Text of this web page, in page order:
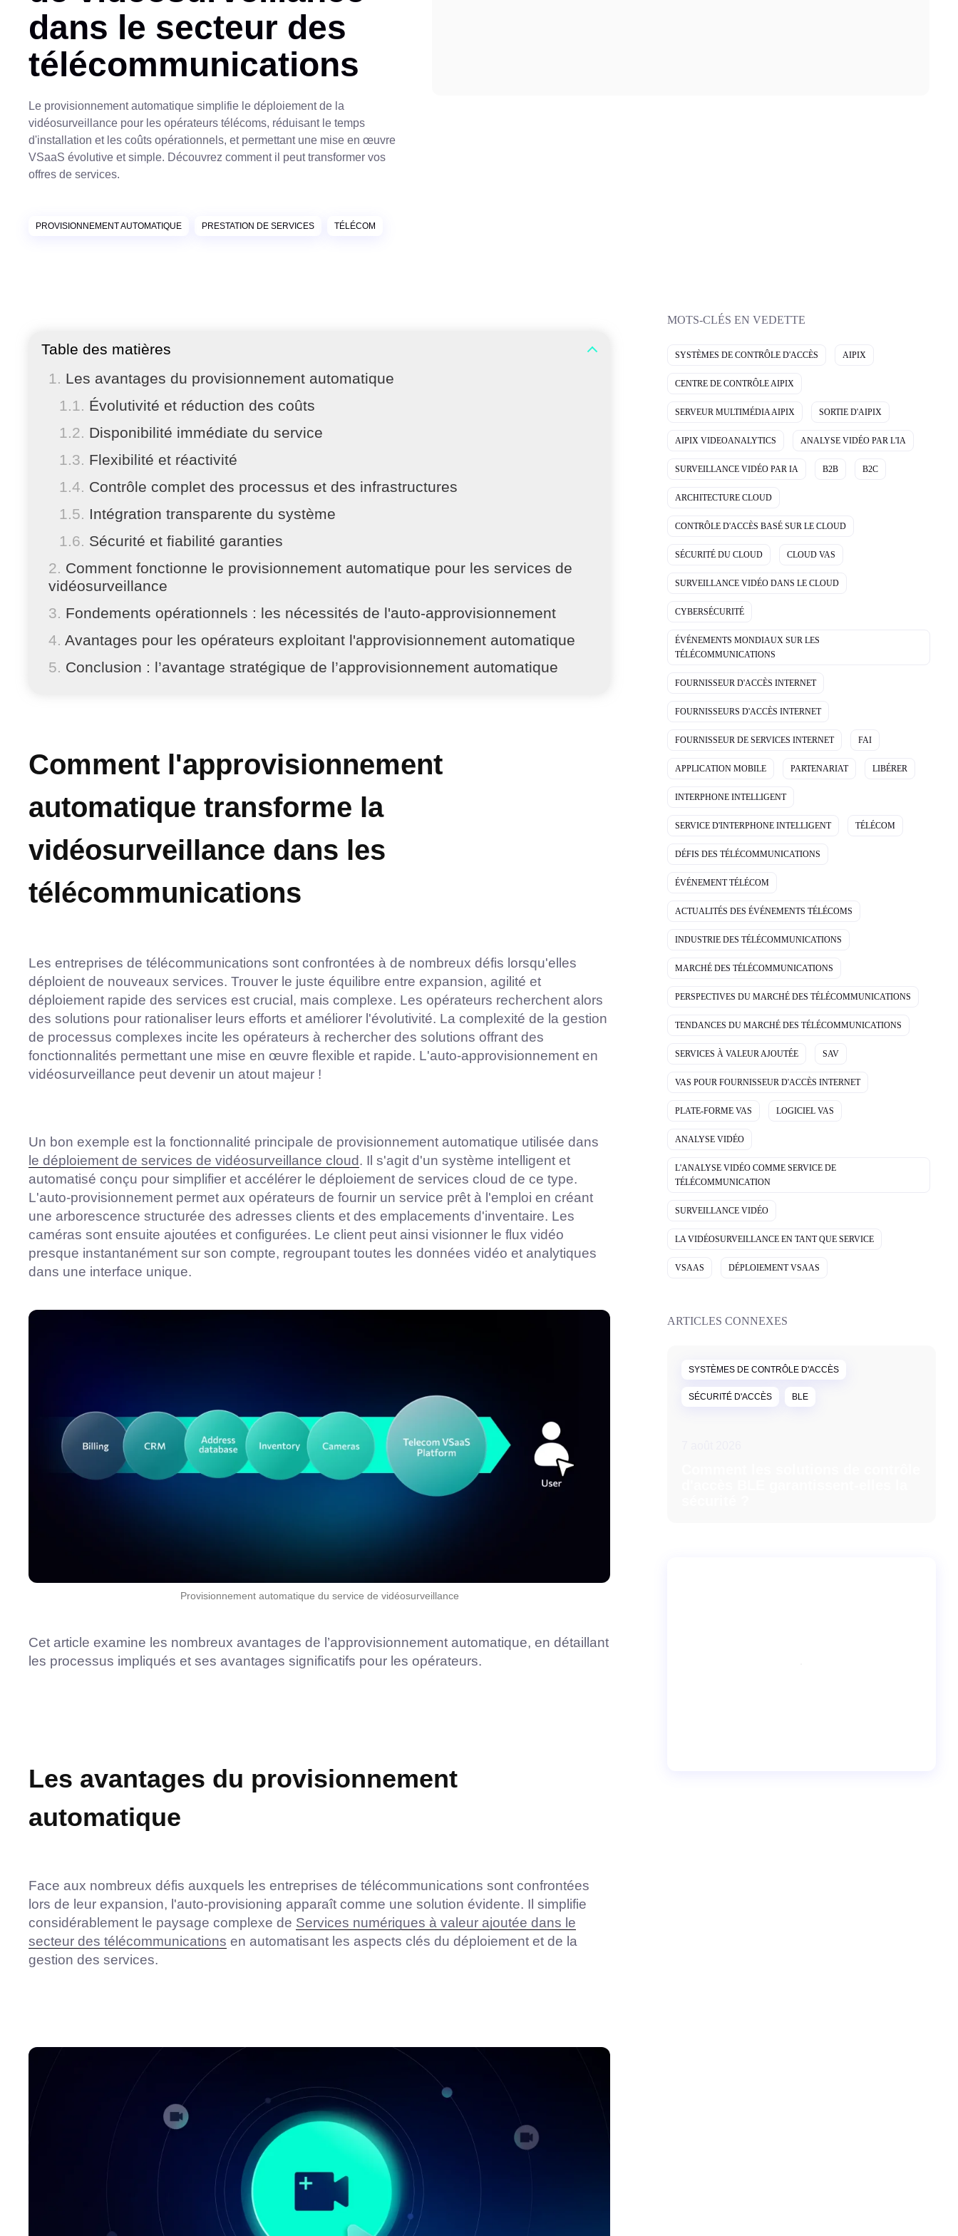
dans le secteur des
télécommunications
Le provisionnement automatique simplifie le déploiement de la
vidéosurveillance pour les opérateurs télécoms, réduisant le temps
d'installation et les coûts opérationnels, et permettant une mise en œuvre
VSaaS évolutive et simple. Découvrez comment il peut transformer vos
offres de services.
PROVISIONNEMENT AUTOMATIQUE PRESTATION DE SERVICES TÉLÉCOM
Table des matières
Les avantages du provisionnement automatique
Évolutivité et réduction des coûts
Disponibilité immédiate du service
Flexibilité et réactivité
Contrôle complet des processus et des infrastructures
Intégration transparente du système
Sécurité et fiabilité garanties
Comment fonctionne le provisionnement automatique pour les services de
vidéosurveillance
Fondements opérationnels : les nécessités de l'auto-approvisionnement
Avantages pour les opérateurs exploitant l'approvisionnement automatique
Conclusion : l’avantage stratégique de l’approvisionnement automatique
Comment l'approvisionnement
automatique transforme la
vidéosurveillance dans les
télécommunications
Les entreprises de télécommunications sont confrontées à de nombreux défis lorsqu'elles
déploient de nouveaux services. Trouver le juste équilibre entre expansion, agilité et
déploiement rapide des services est crucial, mais complexe. Les opérateurs recherchent alors
des solutions pour rationaliser leurs efforts et améliorer l'évolutivité. La complexité de la gestion
de processus complexes incite les opérateurs à rechercher des solutions offrant des
fonctionnalités permettant une mise en œuvre flexible et rapide. L'auto-approvisionnement en
vidéosurveillance peut devenir un atout majeur !
Un bon exemple est la fonctionnalité principale de provisionnement automatique utilisée dans
le déploiement de services de vidéosurveillance cloud. Il s'agit d'un système intelligent et
automatisé conçu pour simplifier et accélérer le déploiement de services cloud de ce type.
L'auto-provisionnement permet aux opérateurs de fournir un service prêt à l'emploi en créant
une arborescence structurée des adresses clients et des emplacements d'inventaire. Les
caméras sont ensuite ajoutées et configurées. Le client peut ainsi visionner le flux vidéo
presque instantanément sur son compte, regroupant toutes les données vidéo et analytiques
dans une interface unique.
Provisionnement automatique du service de vidéosurveillance
Cet article examine les nombreux avantages de l’approvisionnement automatique, en détaillant
les processus impliqués et ses avantages significatifs pour les opérateurs.
Les avantages du provisionnement
automatique
Face aux nombreux défis auxquels les entreprises de télécommunications sont confrontées
lors de leur expansion, l'auto-provisioning apparaît comme une solution évidente. Il simplifie
considérablement le paysage complexe de Services numériques à valeur ajoutée dans le
secteur des télécommunications en automatisant les aspects clés du déploiement et de la
gestion des services.
MOTS-CLÉS EN VEDETTE
SYSTÈMES DE CONTRÔLE D'ACCÈS AIPIX
CENTRE DE CONTRÔLE AIPIX
SERVEUR MULTIMÉDIA AIPIX SORTIE D'AIPIX
AIPIX VIDEOANALYTICS ANALYSE VIDÉO PAR L'IA
SURVEILLANCE VIDÉO PAR IA B2B B2C
ARCHITECTURE CLOUD
CONTRÔLE D'ACCÈS BASÉ SUR LE CLOUD
SÉCURITÉ DU CLOUD CLOUD VAS
SURVEILLANCE VIDÉO DANS LE CLOUD
CYBERSÉCURITÉ
ÉVÉNEMENTS MONDIAUX SUR LES
TÉLÉCOMMUNICATIONS
FOURNISSEUR D'ACCÈS INTERNET
FOURNISSEURS D'ACCÈS INTERNET
FOURNISSEUR DE SERVICES INTERNET FAI
APPLICATION MOBILE PARTENARIAT LIBÉRER
INTERPHONE INTELLIGENT
SERVICE D'INTERPHONE INTELLIGENT TÉLÉCOM
DÉFIS DES TÉLÉCOMMUNICATIONS
ÉVÉNEMENT TÉLÉCOM
ACTUALITÉS DES ÉVÉNEMENTS TÉLÉCOMS
INDUSTRIE DES TÉLÉCOMMUNICATIONS
MARCHÉ DES TÉLÉCOMMUNICATIONS
PERSPECTIVES DU MARCHÉ DES TÉLÉCOMMUNICATIONS
TENDANCES DU MARCHÉ DES TÉLÉCOMMUNICATIONS
SERVICES À VALEUR AJOUTÉE SAV
VAS POUR FOURNISSEUR D'ACCÈS INTERNET
PLATE-FORME VAS LOGICIEL VAS
ANALYSE VIDÉO
L'ANALYSE VIDÉO COMME SERVICE DE
TÉLÉCOMMUNICATION
SURVEILLANCE VIDÉO
LA VIDÉOSURVEILLANCE EN TANT QUE SERVICE
VSAAS DÉPLOIEMENT VSAAS
ARTICLES CONNEXES
SYSTÈMES DE CONTRÔLE D'ACCÈS
SÉCURITÉ D'ACCÈS BLE